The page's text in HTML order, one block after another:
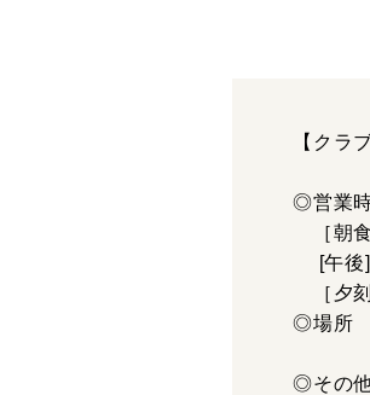
【クラ
◎営業
［朝
[午後]
［夕
◎場所
◎その